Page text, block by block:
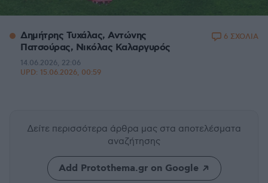
Δημήτρης Τυχάλας, Αντώνης
Πατσούρας, Νικόλας Καλαργυρός
14.06.2026, 22:06
UPD: 15.06.2026, 00:59
6 ΣΧΟΛΙΑ
Δείτε περισσότερα άρθρα μας στα αποτελέσματα
αναζήτησης
Add Protothema.gr on Google